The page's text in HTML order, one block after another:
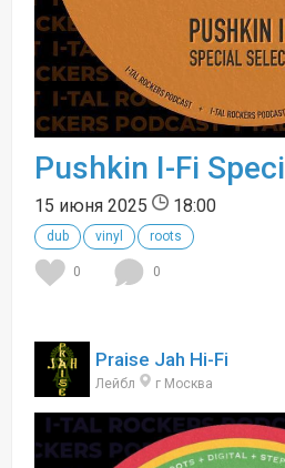
Pushkin I-Fi
15 июня 2025 18:00
dub vinyl roots
0 0
Praise Jah Hi-Fi
Лейбл г Москва